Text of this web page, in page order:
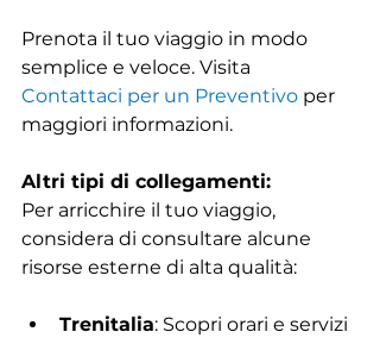
Prenota il tuo viaggio in modo
semplice e veloce. Visita
Contattaci per un Preventivo per
maggiori informazioni.
Altri tipi di collegamenti:
Per arricchire il tuo viaggio,
considera di consultare alcune
risorse esterne di alta qualità:
Trenitalia: Scopri orari e servizi